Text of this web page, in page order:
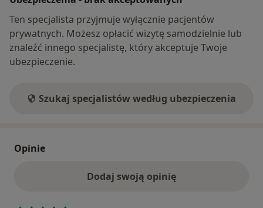
Ten specjalista przyjmuje wyłącznie pacjentów
prywatnych. Możesz opłacić wizytę samodzielnie lub
znaleźć innego specjalistę, który akceptuje Twoje
ubezpieczenie.
Szukaj specjalistów według ubezpieczenia
Opinie
Dodaj swoją opinię